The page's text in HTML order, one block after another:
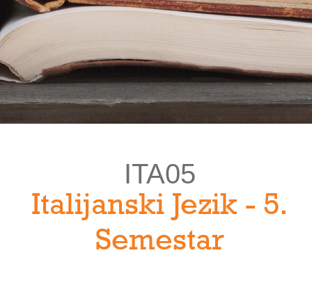
ITA05
Italijanski Jezik - 5.
Semestar